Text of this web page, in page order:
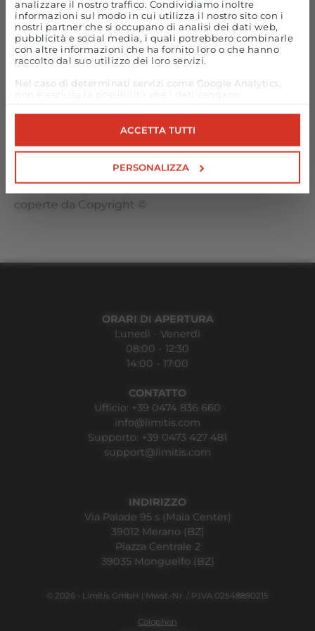
analizzare il nostro traffico. Condividiamo inoltre
informazioni sul modo in cui utilizza il nostro sito con i
nostri partner che si occupano di analisi dei dati web,
pubblicità e social media, i quali potrebbero combinarle
con altre informazioni che ha fornito loro o che hanno
raccolto dal suo utilizzo dei loro servizi.
Nel caso di determinati servizi come Google Analytics,
Uniti.
ACCETTA TUTTI
PERSONALIZZA
Copyright
Contenuto e struttura di questo sito sono coperti
da diritto d’autore. Ove non diversamente ed
riproduzione di informazioni, testi, parti di testo o
immagini viene concessa solo previa
autorizzazione.
Molte immagini di questo sito internet sono
coperte da Copyright ©
ORARI DI APERTURA
Lunedì - Venerdì
08:00 - 12:30
14:00 - 17:00
CONTATTO
Ufficio: +39 0474 836 660
info@limitis.com
Supporto: +39 0473 427 481
support@limitis.com
INDIRIZZO
Via Palade 95 s (Maia Center)
39012 Merano (BZ)
Piazza Centrale 2
39035 Monguelfo (BZ)
© 2026 - Limitis GmbH | Mwst.-Nr. / P.IVA 02548890215
Colophon